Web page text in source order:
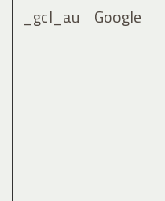
_gcl_au Google